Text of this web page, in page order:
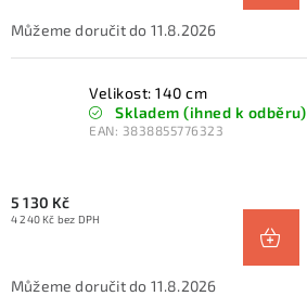
11.8.2026
Velikost: 140 cm
Skladem (ihned k odběru)
EAN: 3838855776323
5 130 Kč
4 240 Kč bez DPH
11.8.2026